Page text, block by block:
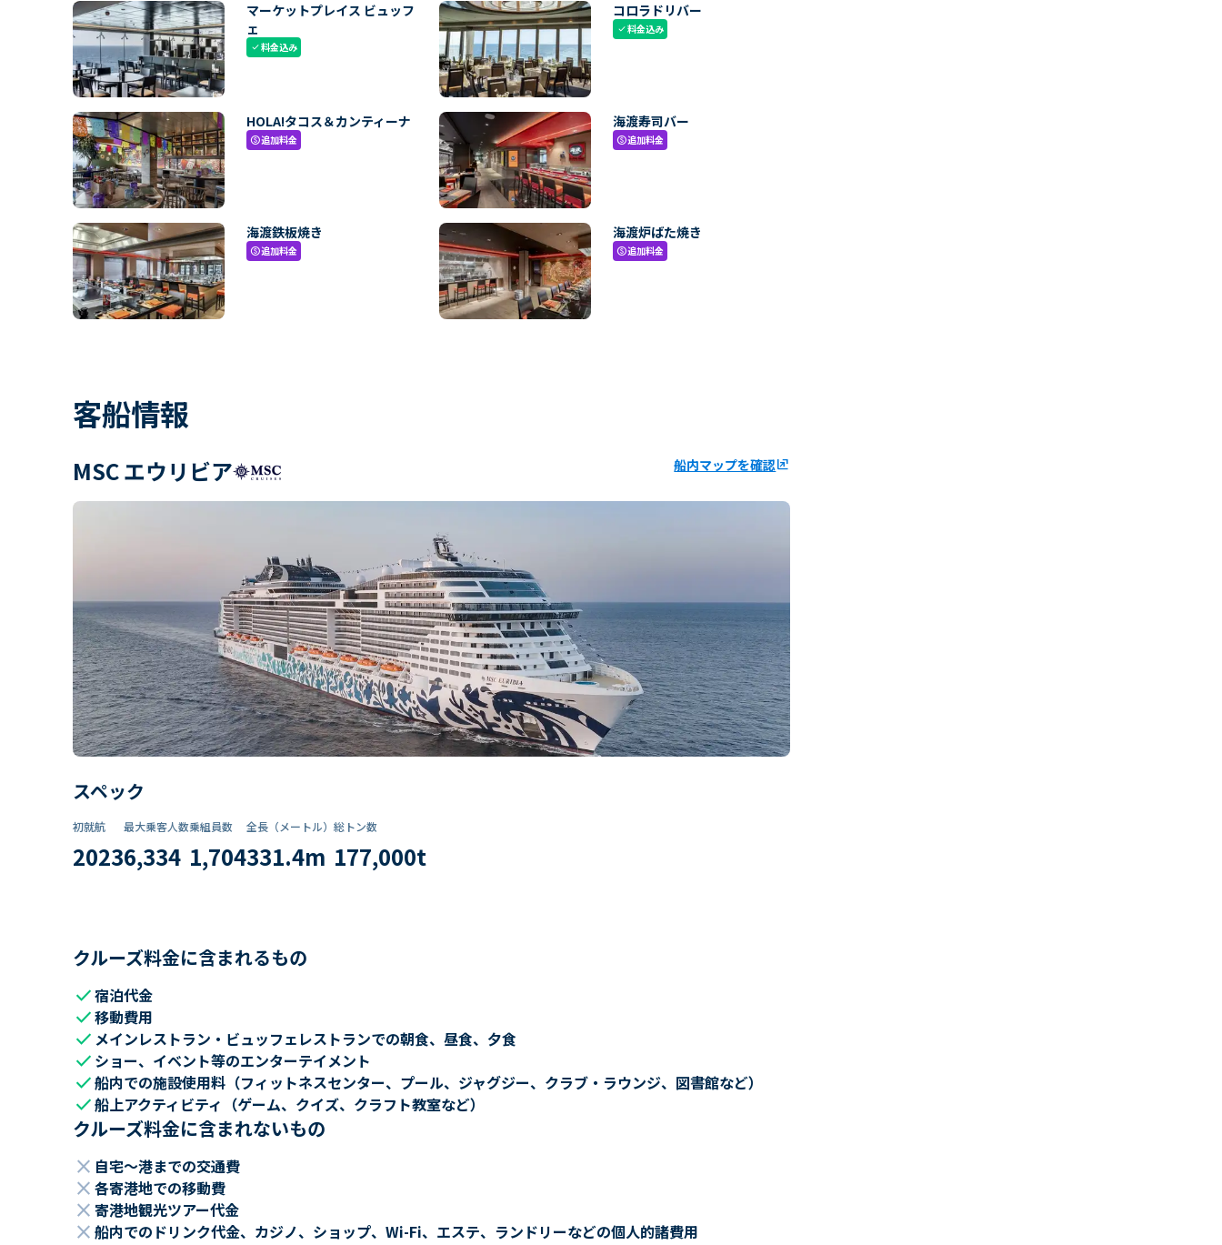
マーケットプレイス ビュッフ
ェ
check料金込み
コロラドリバー
check料金込み
HOLA!タコス＆カンティーナ
paid追加料金
海渡寿司バー
paid追加料金
海渡鉄板焼き
paid追加料金
海渡炉ばた焼き
paid追加料金
客船情報
MSC エウリビア 船内マップを確認ungroup
スペック
初就航
2023
最大乗客人数
6,334
乗組員数​
1,704
全長（メートル）
331.4m
総トン数​
177,000t
クルーズ料金に含まれるもの
check宿泊代金
check移動費用
check メインレストラン・ビュッフェレストランでの朝食、昼食、夕食
check ショー、イベント等のエンターテイメント
check船内での施設使用料（フィットネスセンター、プール、ジャグジー、クラブ・ラウンジ、図書館など）
check船上アクティビティ（ゲーム、クイズ、クラフト教室など）
クルーズ料金に含まれないもの
close 自宅～港までの交通費
close 各寄港地での移動費
close 寄港地観光ツアー代金
close 船内でのドリンク代金、カジノ、ショップ、Wi-Fi、エステ、ランドリーなどの個人的諸費用